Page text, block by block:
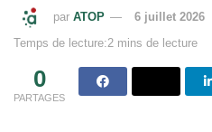
par ATOP
6 juillet 2026
Temps de lecture:2 mins de lecture
0
PARTAGES